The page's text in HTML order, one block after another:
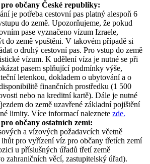
občany České republiky:
je potřeba cestovní pas platný alespoň 6
do země. Upozorňujeme, že pokud
pase vyznačeno vízum Izraele,
do země vpuštěni. V takovém případě si
o druhý cestovní pas. Pro vstup do země
vízum. K udělení víza je nutné se při
pasem splňující podmínky výše,
letenkou, dokladem o ubytování a o
finančních prostředku (1 500
nebo na kreditní kartě). Dále je nutné
do země uzavřené základní pojištění
limity. Více informací naleznete zde.
občany ostatních zemí:
a vízových požadavcích včetně
pro vyřízení víz pro občany třetích zemí
u příslušných úřadů třetí země
zahraničních věcí, zastupitelský úřad).